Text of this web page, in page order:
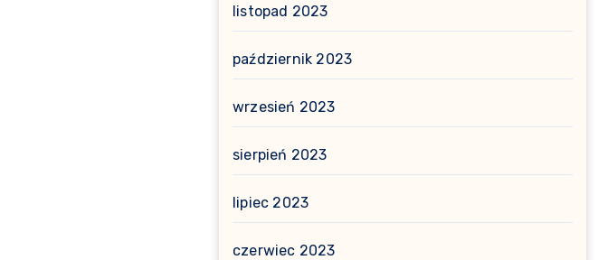
listopad 2023
październik 2023
wrzesień 2023
sierpień 2023
lipiec 2023
czerwiec 2023